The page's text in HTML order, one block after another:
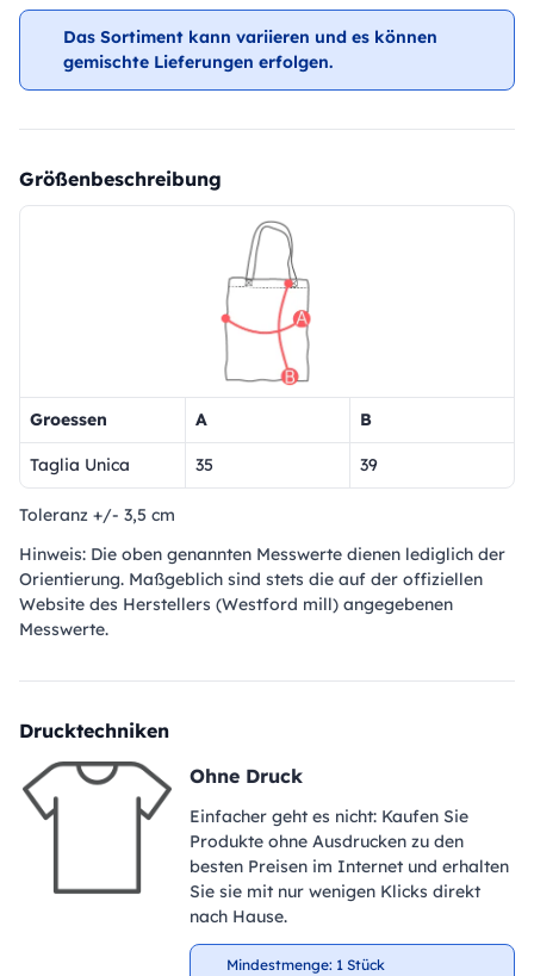
Das Sortiment kann variieren und es können
gemischte Lieferungen erfolgen.
Größenbeschreibung
Groessen A B
Taglia Unica 35 39
Toleranz +/- 3,5 cm
Hinweis: Die oben genannten Messwerte dienen lediglich der
Orientierung. Maßgeblich sind stets die auf der offiziellen
Website des Herstellers (Westford mill) angegebenen
Messwerte.
Drucktechniken
Ohne Druck
Einfacher geht es nicht: Kaufen Sie
Produkte ohne Ausdrucken zu den
besten Preisen im Internet und erhalten
Sie sie mit nur wenigen Klicks direkt
nach Hause.
Mindestmenge: 1 Stück